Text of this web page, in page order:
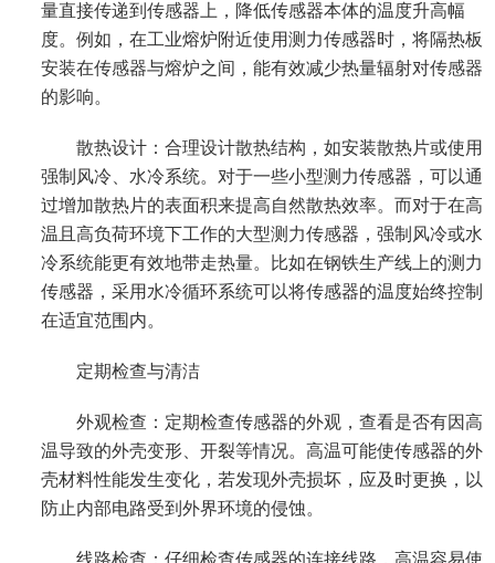
量直接传递到传感器上，降低传感器本体的温度升高幅
度。例如，在工业熔炉附近使用测力传感器时，将隔热板
安装在传感器与熔炉之间，能有效减少热量辐射对传感器
的影响。
散热设计：合理设计散热结构，如安装散热片或使用
强制风冷、水冷系统。对于一些小型测力传感器，可以通
过增加散热片的表面积来提高自然散热效率。而对于在高
温且高负荷环境下工作的大型测力传感器，强制风冷或水
冷系统能更有效地带走热量。比如在钢铁生产线上的测力
传感器，采用水冷循环系统可以将传感器的温度始终控制
在适宜范围内。
定期检查与清洁
外观检查：定期检查传感器的外观，查看是否有因高
温导致的外壳变形、开裂等情况。高温可能使传感器的外
壳材料性能发生变化，若发现外壳损坏，应及时更换，以
防止内部电路受到外界环境的侵蚀。